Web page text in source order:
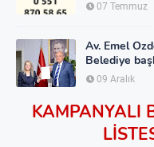
07 Temmuz
Av. Emel Ozden , Ak Parti den
Belediye
09 Aralık
KAMPANYALI